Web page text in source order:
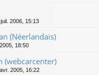
2006, 15:13
(Néerlandais)
18:50
(webcarcenter)
2005, 16:22